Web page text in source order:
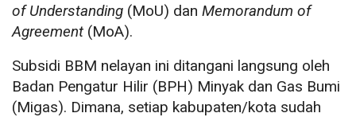
of Understanding (MoU) dan Memorandum of
Agreement (MoA).
Subsidi BBM nelayan ini ditangani langsung oleh
Badan Pengatur Hilir (BPH) Minyak dan Gas Bumi
(Migas). Dimana, setiap kabupaten/kota sudah